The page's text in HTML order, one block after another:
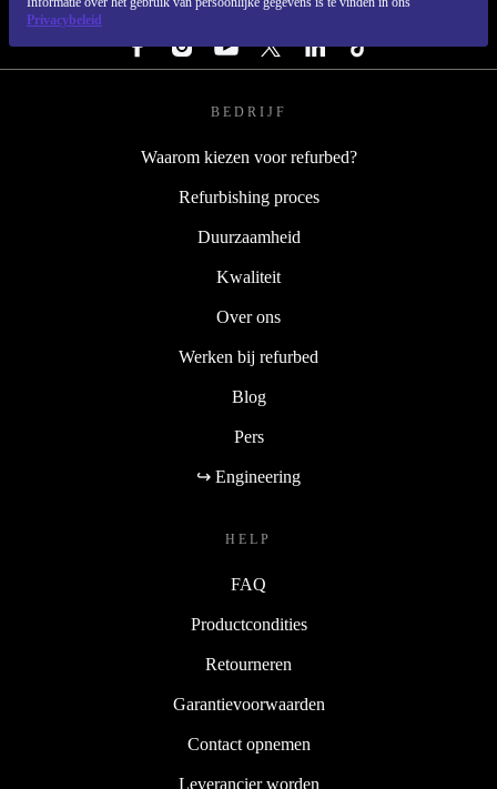
Privacybeleid
VOLG ONS
BEDRIJF
Waarom kiezen voor refurbed?
Refurbishing proces
Duurzaamheid
Kwaliteit
Over ons
Werken bij refurbed
Blog
Pers
↪ Engineering
HELP
FAQ
Productcondities
Retourneren
Garantievoorwaarden
Contact opnemen
Leverancier worden